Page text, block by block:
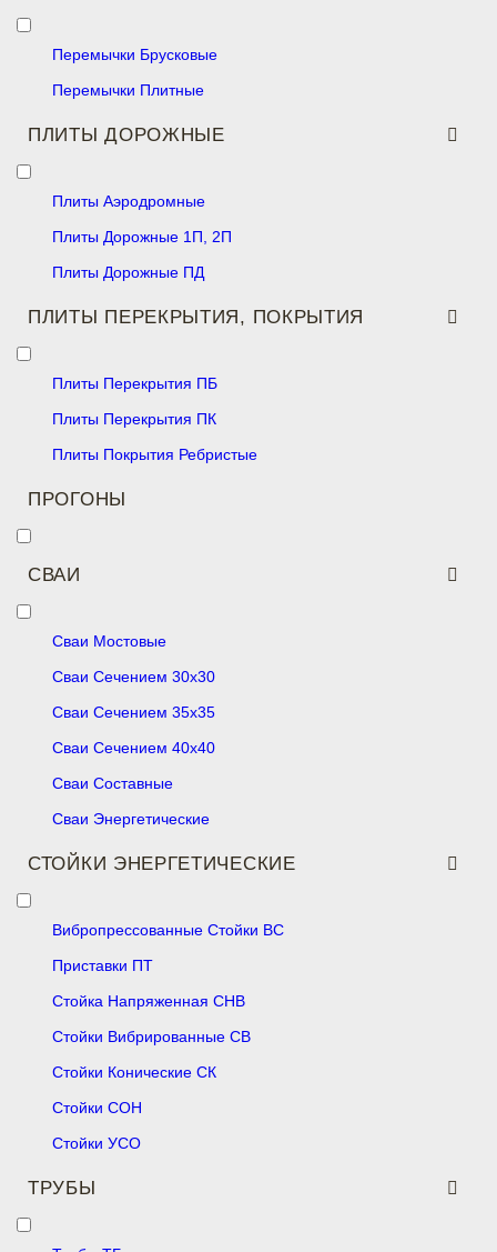
Перемычки Брусковые
Перемычки Плитные
ПЛИТЫ ДОРОЖНЫЕ
Плиты Аэродромные
Плиты Дорожные 1П, 2П
Плиты Дорожные ПД
ПЛИТЫ ПЕРЕКРЫТИЯ, ПОКРЫТИЯ
Плиты Перекрытия ПБ
Плиты Перекрытия ПК
Плиты Покрытия Ребристые
ПРОГОНЫ
СВАИ
Сваи Мостовые
Сваи Сечением 30х30
Сваи Сечением 35х35
Сваи Сечением 40х40
Сваи Составные
Сваи Энергетические
СТОЙКИ ЭНЕРГЕТИЧЕСКИЕ
Вибропрессованные Стойки ВС
Приставки ПТ
Стойка Напряженная СНВ
Стойки Вибрированные СВ
Стойки Конические СК
Стойки СОН
Стойки УСО
ТРУБЫ